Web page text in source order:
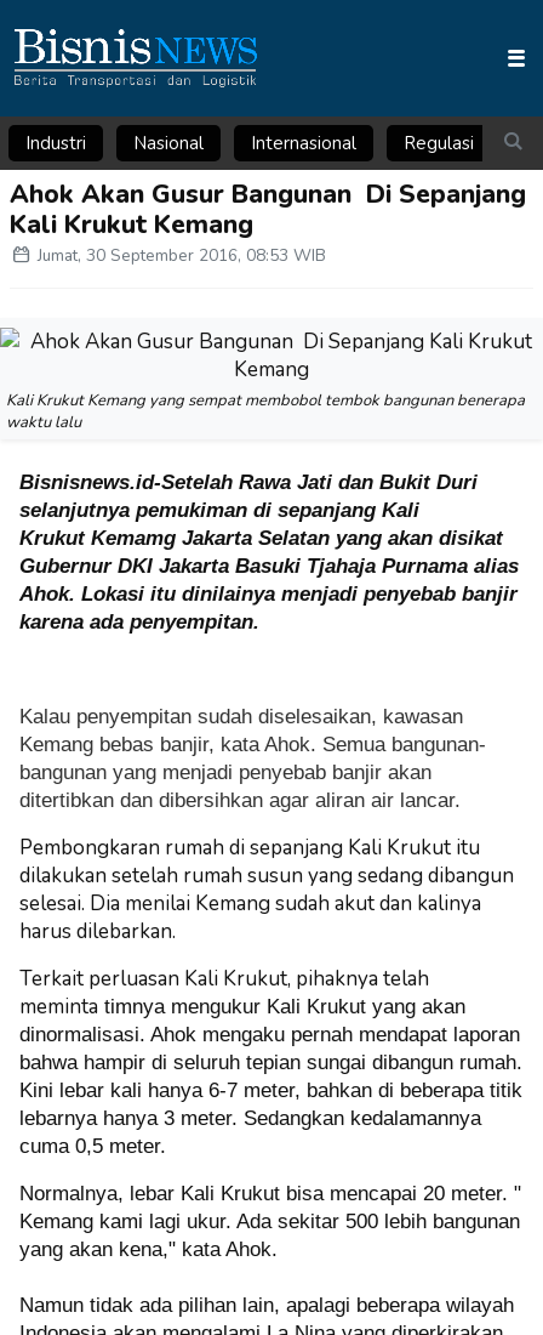
Industri Nasional Internasional Regulasi
Ahok Akan Gusur Bangunan Di Sepanjang
Kali Krukut Kemang
Jumat, 30 September 2016, 08:53 WIB
Kali Krukut Kemang yang sempat membobol tembok bangunan benerapa
waktu lalu
Bisnisnews.id-Setelah Rawa Jati dan Bukit Duri
selanjutnya pemukiman di sepanjang Kali
Krukut Kemamg Jakarta Selatan yang akan disikat
Gubernur DKI Jakarta Basuki Tjahaja Purnama alias
Ahok. Lokasi itu dinilainya menjadi penyebab banjir
karena ada penyempitan.
Kalau penyempitan sudah diselesaikan, kawasan
Kemang bebas banjir, kata Ahok. Semua bangunan-
bangunan yang menjadi penyebab banjir akan
ditertibkan dan dibersihkan agar aliran air lancar.
Pembongkaran rumah di sepanjang Kali Krukut itu
dilakukan setelah rumah susun yang sedang dibangun
selesai. Dia menilai Kemang sudah akut dan kalinya
harus dilebarkan.
Terkait perluasan Kali Krukut, pihaknya telah
meminta timnya mengukur Kali Krukut yang akan
dinormalisasi. Ahok mengaku pernah mendapat laporan
bahwa hampir di seluruh tepian sungai dibangun rumah.
Kini lebar kali hanya 6-7 meter, bahkan di beberapa titik
lebarnya hanya 3 meter. Sedangkan kedalamannya
cuma 0,5 meter.
Normalnya, lebar Kali Krukut bisa mencapai 20 meter. "
Kemang kami lagi ukur. Ada sekitar 500 lebih bangunan
yang akan kena," kata Ahok.
Namun tidak ada pilihan lain, apalagi beberapa wilayah